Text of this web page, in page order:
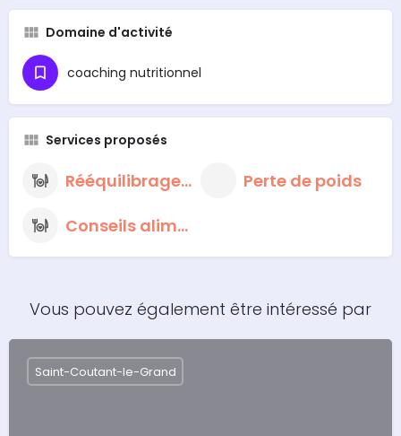
Domaine d'activité
coaching nutritionnel
Services proposés
Rééquilibrage alimentaire
Perte de poids
Conseils alimentaires nutritionnels
Vous pouvez également être intéressé par
Saint-Coutant-le-Grand